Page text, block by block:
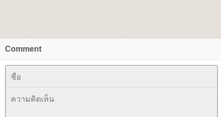
Comment